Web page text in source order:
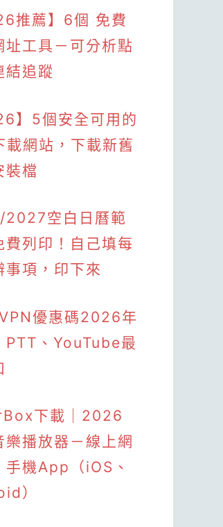
推薦】6個 免費
址工具－可分析點
結追蹤
】5個安全可用的
載網站，下載新舊
裝檔
空白日曆範
費列印！自己填每
事項，印下來
優惠碼2026年
PTT、YouTube最
下載｜2026
樂播放器－線上網
手機App（iOS、
）